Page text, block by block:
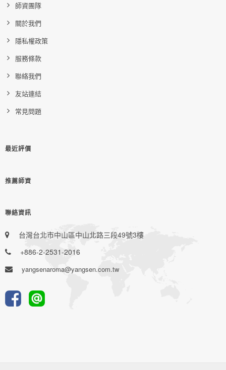
師資團隊
關於我們
隱私權政策
服務條款
聯絡我們
友站連結
常見問題
最近評價
推薦師資
聯絡資訊
台灣台北市中山區中山北路三段49號3樓
+886-2-2531-2016
yangsenaroma@yangsen.com.tw